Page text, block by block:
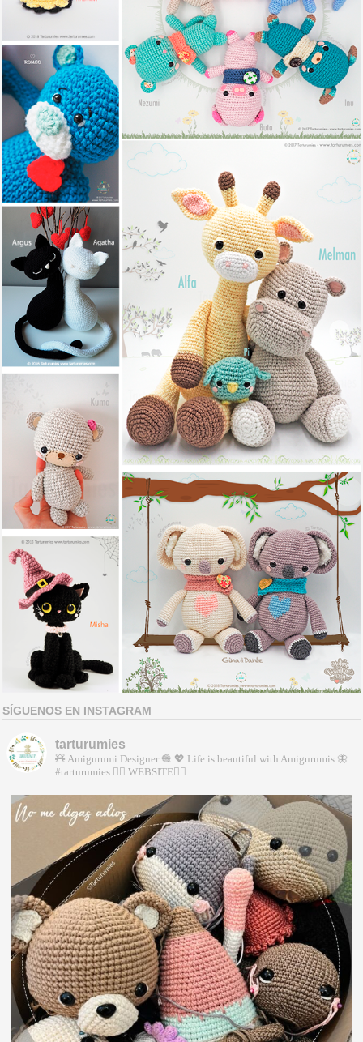
SÍGUENOS EN INSTAGRAM
tarturumies
🧸 Amigurumi Designer 🧶 💖 Life is beautiful with Amigurumis 🦋
#tarturumies 👇🏻 WEBSITE👇🏻